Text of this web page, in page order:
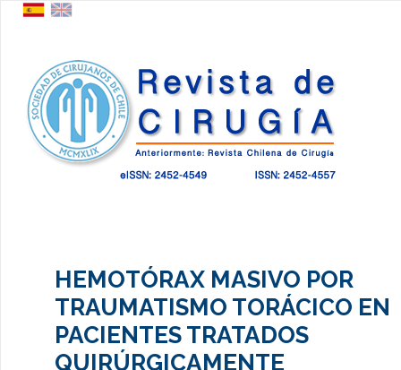
HEMOTÓRAX MASIVO POR
TRAUMATISMO TORÁCICO EN
PACIENTES TRATADOS
QUIRÚRGICAMENTE